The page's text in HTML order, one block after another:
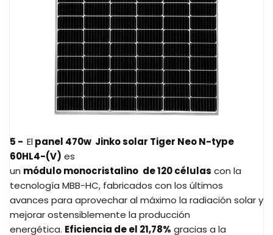
5 - Elpanel 470w Jinko solar Tiger Neo N-type
60HL4-(V) es
un módulo monocristalino de 120 células con la
tecnología MBB-HC, fabricados con los últimos
avances para aprovechar al máximo la radiación solar y
mejorar ostensiblemente la producción
energética. Eficiencia de el 21,78% gracias a la